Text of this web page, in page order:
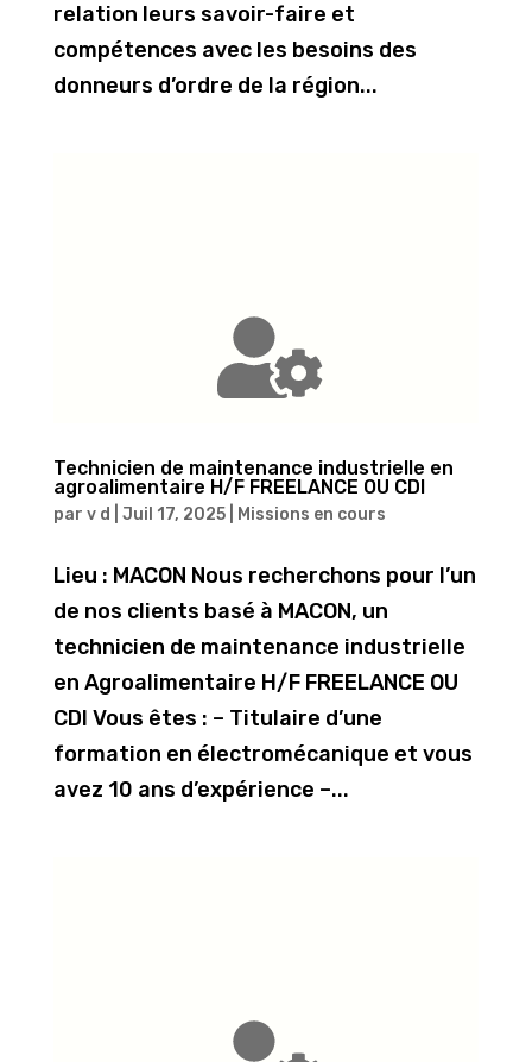
relation leurs savoir-faire et
compétences avec les besoins des
donneurs d’ordre de la région...
Technicien de maintenance industrielle en
agroalimentaire H/F FREELANCE OU CDI
par v d Juil 17, 2025| Missions en cours
Lieu : MACON Nous recherchons pour l’un
de nos clients basé à MACON, un
technicien de maintenance industrielle
en Agroalimentaire H/F FREELANCE OU
CDI Vous êtes : – Titulaire d’une
formation en électromécanique et vous
avez 10 ans d’expérience –...